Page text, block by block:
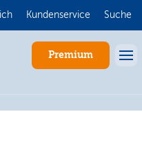
Kundenservice Suche
Premium